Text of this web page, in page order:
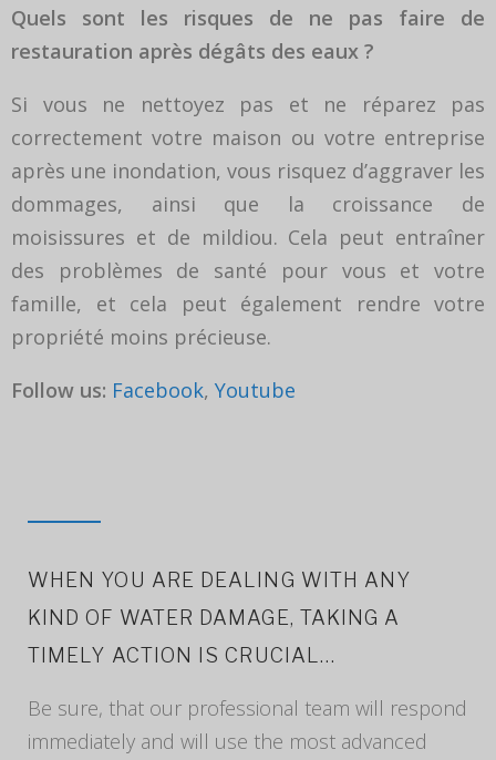
Quels sont les risques de ne pas faire de
restauration après dégâts des eaux ?
Si vous ne nettoyez pas et ne réparez pas
correctement votre maison ou votre entreprise
après une inondation, vous risquez d’aggraver les
dommages, ainsi que la croissance de
moisissures et de mildiou. Cela peut entraîner
des problèmes de santé pour vous et votre
famille, et cela peut également rendre votre
propriété moins précieuse.
Follow us: Facebook, Youtube
WHEN YOU ARE DEALING WITH ANY
KIND OF WATER DAMAGE, TAKING A
TIMELY ACTION IS CRUCIAL…
Be sure, that our professional team will respond
immediately and will use the most advanced